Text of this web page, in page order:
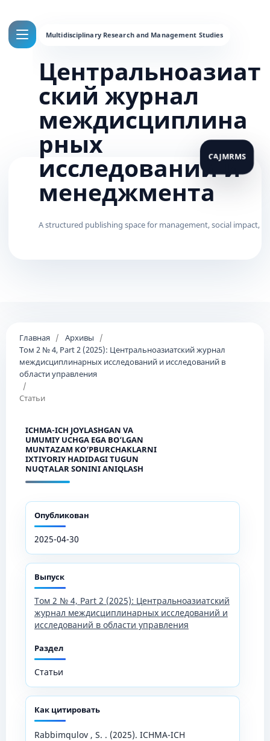
Центральноазиат
ский журнал
междисциплина
рных
исследований и
менеджмента
Главная / Архивы
/
Том 2 № 4, Part 2 (2025): Центральноазиатский журнал
междисциплинарных исследований и исследований в
области управления
/
Статьи
ICHMA-ICH JOYLASHGAN VA
UMUMIY UCHGA EGA BO‘LGAN
MUNTAZAM KO‘PBURCHAKLARNI
IXTIYORIY HADIDAGI TUGUN
NUQTALAR SONINI ANIQLASH
Опубликован
2025-04-30
Выпуск
Том 2 № 4, Part 2 (2025): Центральноазиатский
журнал междисциплинарных исследований и
исследований в области управления
Раздел
Статьи
Как цитировать
Rabbimqulov , S. . (2025). ICHMA-ICH